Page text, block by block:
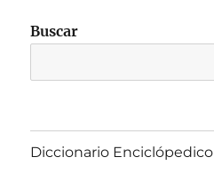
Buscar
Diccionario Enciclópedico